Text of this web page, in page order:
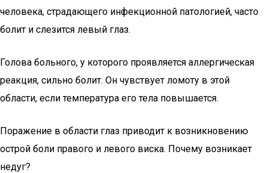
человека, страдающего инфекционной патологией, часто
болит и слезится левый глаз.
Голова больного, у которого проявляется аллергическая
реакция, сильно болит. Он чувствует ломоту в этой
области, если температура его тела повышается.
Поражение в области глаз приводит к возникновению
острой боли правого и левого виска. Почему возникает
недуг?